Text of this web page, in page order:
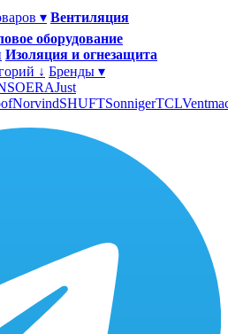
▾ Вентиляция
оборудование
Изоляция и огнезащита
↓ Бренды ▾
ERAJust
NorvindSHUFTSonnigerTCL